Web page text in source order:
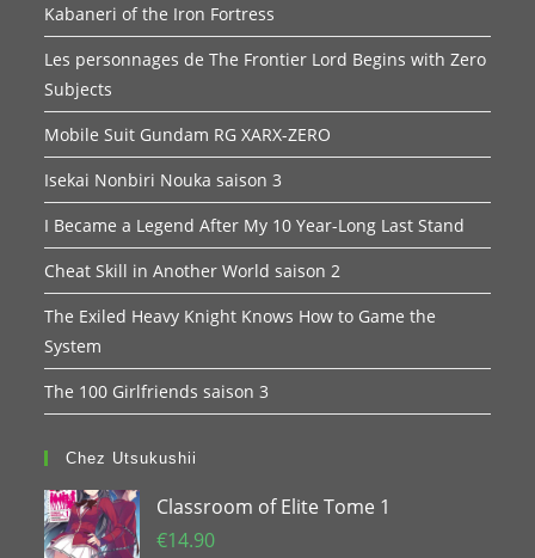
Kabaneri of the Iron Fortress
Les personnages de The Frontier Lord Begins with Zero
Subjects
Mobile Suit Gundam RG XARX-ZERO
Isekai Nonbiri Nouka saison 3
I Became a Legend After My 10 Year-Long Last Stand
Cheat Skill in Another World saison 2
The Exiled Heavy Knight Knows How to Game the
System
The 100 Girlfriends saison 3
Chez Utsukushii
Classroom of Elite Tome 1
€14.90